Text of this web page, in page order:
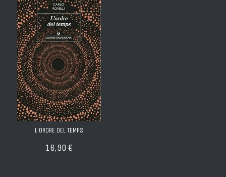
L'ORDRE DEL TEMPS
16,90 €